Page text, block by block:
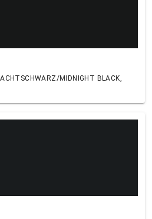
MIDNIGHT BLACK,